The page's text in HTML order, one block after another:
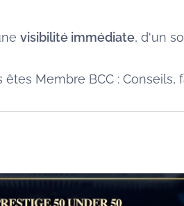
visibilité immédiate, d'un
Membre BCC :